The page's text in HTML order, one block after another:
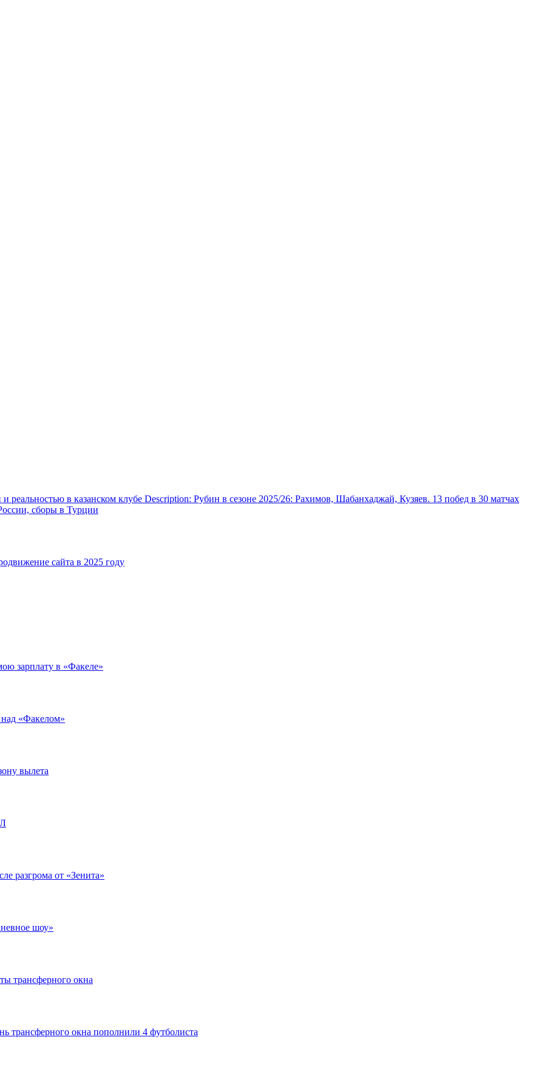
в казанском клубе Description: Рубин в сезоне 2025/26: Рахимов, Шабанхаджай, Кузяев. 13 побед в 30 матчах
сборы в Турции
сайта в 2025 году
зарплату в «Факеле»
над «Факелом»
вылета
разгрома от «Зенита»
шоу»
трансферного окна
трансферного окна пополнили 4 футболиста